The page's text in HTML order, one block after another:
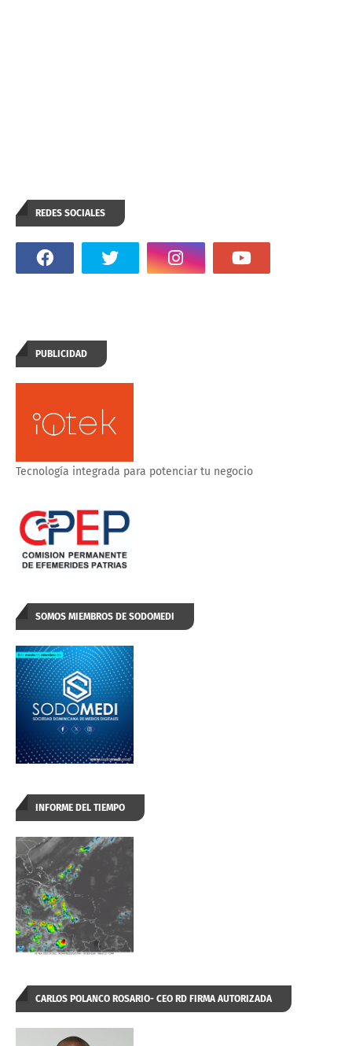
REDES SOCIALES
PUBLICIDAD
Tecnología integrada para potenciar tu negocio
SOMOS MIEMBROS DE SODOMEDI
INFORME DEL TIEMPO
CARLOS POLANCO ROSARIO- CEO RD FIRMA AUTORIZADA